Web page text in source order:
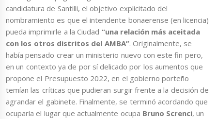
candidatura de Santilli, el objetivo explicitado del
nombramiento es que el intendente bonaerense (en licencia)
pueda imprimirle a la Ciudad “una relación más aceitada
con los otros distritos del AMBA”. Originalmente, se
había pensado crear un ministerio nuevo con este fin pero,
en un contexto ya de por sí delicado por los aumentos que
propone el Presupuesto 2022, en el gobierno porteño
temían las críticas que pudieran surgir frente a la decisión de
agrandar el gabinete. Finalmente, se terminó acordando que
ocuparía el lugar que actualmente ocupa Bruno Screnci, un